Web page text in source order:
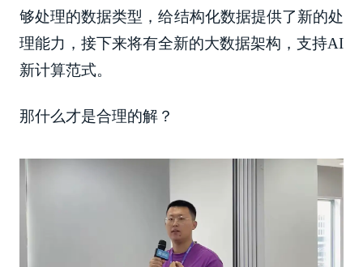
够处理的数据类型，给结构化数据提供了新的处
理能力，接下来将有全新的大数据架构，支持AI
新计算范式。
那什么才是合理的解？